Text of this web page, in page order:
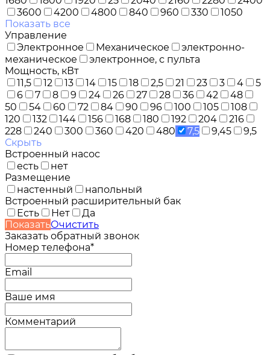
3600
4200 4800 840 960 330
1050
Показать все
Управление
Электронное
Механическое
электронно-
механическое
электронное, с пульта
Мощность, кВт
11,5
12 13 14 15 18 2,5 21 23 3 4
5
6
7 8 9 24 26 27 28 36 42
48
50
54 60 72 84 90 96 100 105
108
120
132 144 156 168 180 192 204
216
228
240 300 360 420 480 7,5 9,45
9,5
Скрыть
Встроенный насос
есть
нет
Размещение
настенный
напольный
Встроенный расширительный бак
Есть
Нет
Да
ПоказатьОчистить
Заказать обратный звонок
Номер телефона*
Email
Ваше имя
Комментарий